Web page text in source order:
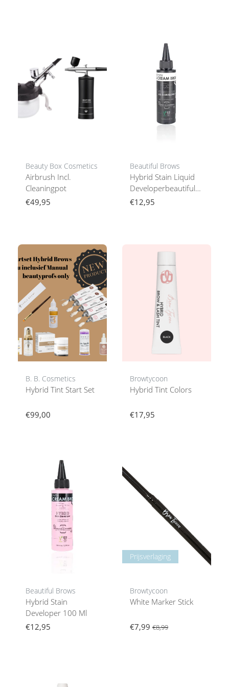
Beauty Box Cosmetics
Airbrush Incl.
Cleaningpot
€49,95
Beautiful Brows
Hybrid Stain Liquid
Developerbeautiful
Brows & Lashes
€12,95
B. B. Cosmetics
Hybrid Tint Start Set
€99,00
Browtycoon
Hybrid Tint Colors
€17,95
Beautiful Brows
Hybrid Stain
Developer 100 Ml
€12,95
Prijsverlaging
Browtycoon
White Marker Stick
€7,99 €8,99